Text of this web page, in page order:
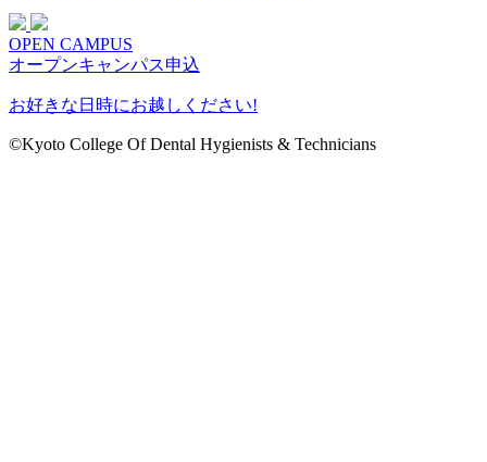
OPEN CAMPUS
オープンキャンパス申込
お好きな日時にお越しください!
©︎Kyoto College Of Dental Hygienists & Technicians